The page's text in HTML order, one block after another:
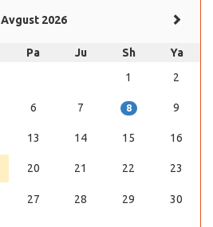
Avgust 2026
Pa Ju Sh
Ya
1
2
6 7 8 9
13 14 15 16
20 21 22 23
27 28 29 30